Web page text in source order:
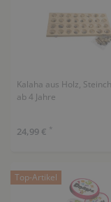
Kalaha aus Holz,
ab 4 Jahre
24,99 € *
Top-Artikel